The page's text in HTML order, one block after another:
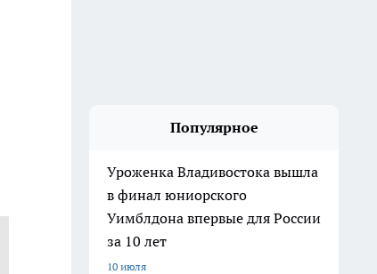
Популярное
Уроженка Владивостока вышла
в финал юниорского
Уимблдона впервые для России
за 10 лет
10 июля